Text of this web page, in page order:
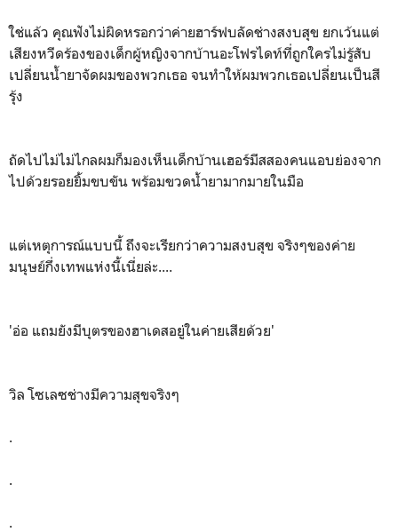
ใช่แล้ว คุณฟังไม่ผิดหรอกว่าค่ายฮาร์ฟบลัดช่างสงบสุข ยกเว้นแต่
เสียงหวีดร้องของเด็กผู้หญิงจากบ้านอะโฟรไดท์ที่ถูกใครไม่รู้สับ
เปลี่ยนน้ำยาจัดผมของพวกเธอ จนทำให้ผมพวกเธอเปลี่ยนเป็นสี
รุ้ง
ถัดไปไม่ไม่ไกลผมก็มองเห็นเด็กบ้านเฮอร์มีสสองคนแอบย่องจาก
ไปด้วยรอยยิ้มขบขัน พร้อมขวดน้ำยามากมายในมือ
แต่เหตุการณ์แบบนี้ ถึงจะเรียกว่าความสงบสุข จริงๆของค่าย
มนุษย์กึ่งเทพแห่งนี้เนี่ยล่ะ....
'อ่อ แถมยังมีบุตรของฮาเดสอยู่ในค่ายเสียด้วย'
วิล โซเลซช่างมีความสุขจริงๆ
.
.
.